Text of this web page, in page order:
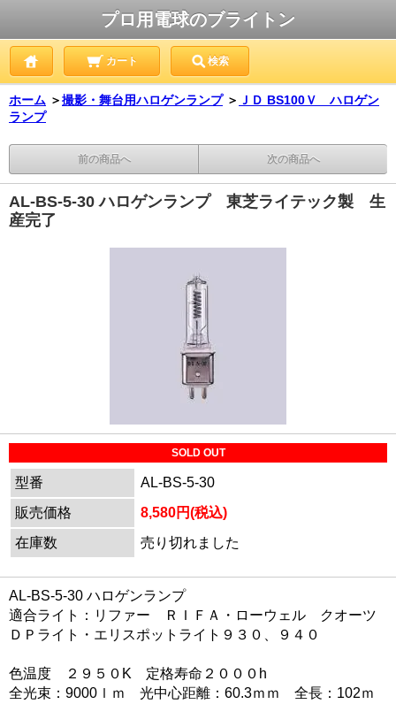
プロ用電球のブライトン
カート 検索
ホーム ＞撮影・舞台用ハロゲンランプ ＞ ＪＤ BS100Ｖ ハロゲン
ランプ
前の商品へ 次の商品へ
AL-BS-5-30 ハロゲンランプ 東芝ライテック製 生
産完了
SOLD OUT
型番
AL-BS-5-30
販売価格
8,580円(税込)
在庫数
売り切れました
AL-BS-5-30 ハロゲンランプ
適合ライト：リファー ＲＩＦＡ・ローウェル クオーツ
ＤＰライト・エリスポットライト９３０、９４０
色温度 ２９５０K 定格寿命２０００h
全光束：9000ｌｍ 光中心距離：60.3ｍｍ 全長：102ｍ